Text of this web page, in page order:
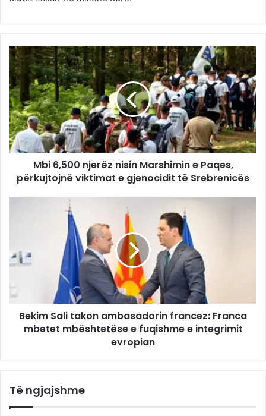
Mbi 6,500 njerëz nisin Marshimin e Paqes,
përkujtojnë viktimat e gjenocidit të Srebrenicës
Bekim Sali takon ambasadorin francez: Franca
mbetet mbështetëse e fuqishme e integrimit
evropian
Të ngjajshme